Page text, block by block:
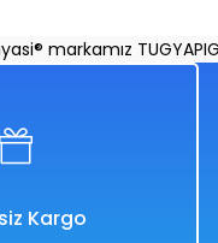
markamız
Kargo